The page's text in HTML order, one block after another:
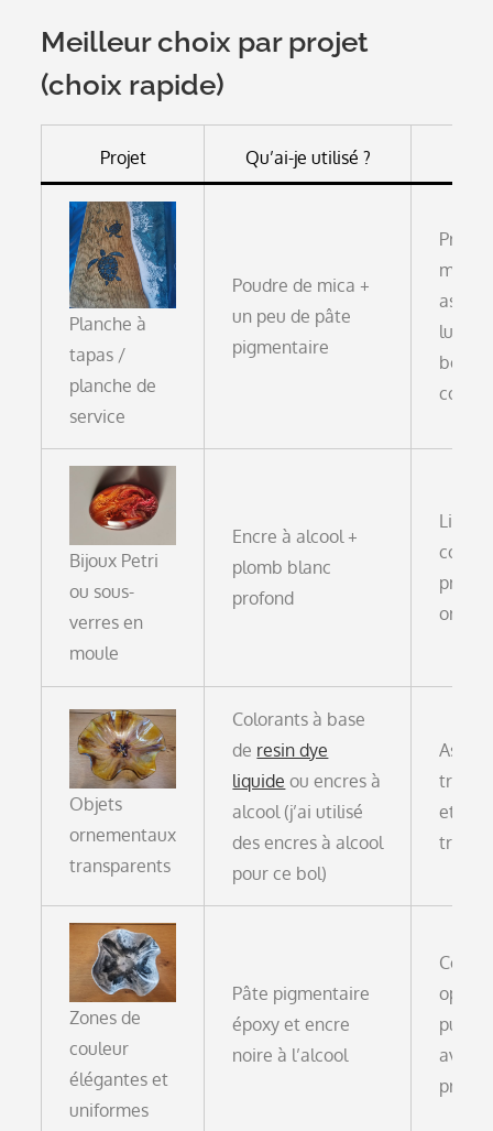
Meilleur choix par projet
(choix rapide)
Projet Qu’ai-je utilisé ?
Planche à
tapas /
planche de
service
Poudre de mica +
un peu de pâte
pigmentaire
aspect
bonne
Bijoux Petri
ou sous-
verres en
moule
Encre à alcool +
plomb blanc
profond
Lignes
Objets
ornementaux
transparents
Colorants à base
de resin dye
liquide ou encres à
alcool (j’ai utilisé
des encres à alcool
pour ce bol)
et
Zones de
couleur
élégantes et
uniformes
Pâte pigmentaire
époxy et encre
noire à l’alcool
avec